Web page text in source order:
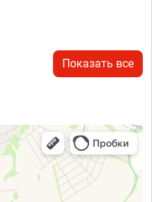
Показать все